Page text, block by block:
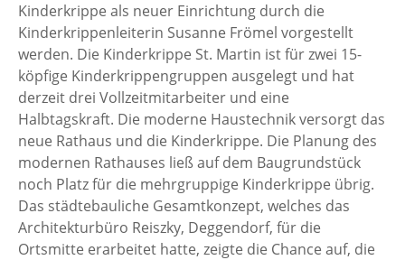
Kinderkrippe als neuer Einrichtung durch die
Kinderkrippenleiterin Susanne Frömel vorgestellt
werden. Die Kinderkrippe St. Martin ist für zwei 15-
köpfige Kinderkrippengruppen ausgelegt und hat
derzeit drei Vollzeitmitarbeiter und eine
Halbtagskraft. Die moderne Haustechnik versorgt das
neue Rathaus und die Kinderkrippe. Die Planung des
modernen Rathauses ließ auf dem Baugrundstück
noch Platz für die mehrgruppige Kinderkrippe übrig.
Das städtebauliche Gesamtkonzept, welches das
Architekturbüro Reiszky, Deggendorf, für die
Ortsmitte erarbeitet hatte, zeigte die Chance auf, die